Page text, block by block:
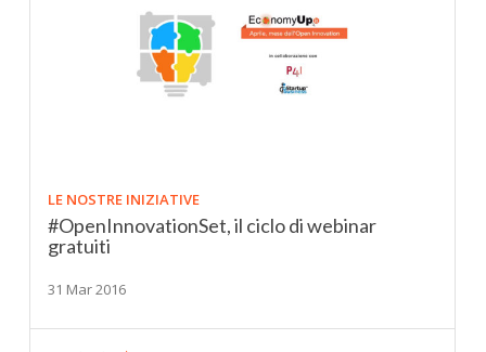
LE NOSTRE INIZIATIVE
#OpenInnovationSet, il ciclo di webinar
gratuiti
31 Mar 2016